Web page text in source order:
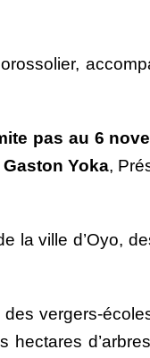
pas au 6
Gaston Yoka,
la ville d’Oyo,
vergers-